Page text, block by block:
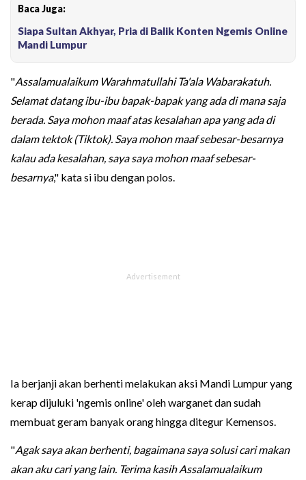
Baca Juga:
Siapa Sultan Akhyar, Pria di Balik Konten Ngemis Online
Mandi Lumpur
"Assalamualaikum Warahmatullahi Ta'ala Wabarakatuh.
Selamat datang ibu-ibu bapak-bapak yang ada di mana saja
berada. Saya mohon maaf atas kesalahan apa yang ada di
dalam tektok (Tiktok). Saya mohon maaf sebesar-besarnya
kalau ada kesalahan, saya saya mohon maaf sebesar-
besarnya," kata si ibu dengan polos.
Ia berjanji akan berhenti melakukan aksi Mandi Lumpur yang
kerap dijuluki 'ngemis online' oleh warganet dan sudah
membuat geram banyak orang hingga ditegur Kemensos.
"Agak saya akan berhenti, bagaimana saya solusi cari makan
akan aku cari yang lain. Terima kasih Assalamualaikum